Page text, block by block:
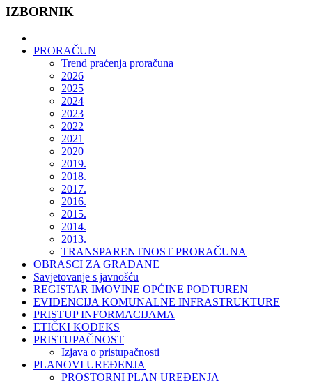
IZBORNIK
PRORAČUN
Trend praćenja proračuna
2026
2025
2024
2023
2022
2021
2020
2019.
2018.
2017.
2016.
2015.
2014.
2013.
TRANSPARENTNOST PRORAČUNA
OBRASCI ZA GRAĐANE
Savjetovanje s javnošću
REGISTAR IMOVINE OPĆINE PODTUREN
EVIDENCIJA KOMUNALNE INFRASTRUKTURE
PRISTUP INFORMACIJAMA
ETIČKI KODEKS
PRISTUPAČNOST
Izjava o pristupačnosti
PLANOVI UREĐENJA
PROSTORNI PLAN UREĐENJA